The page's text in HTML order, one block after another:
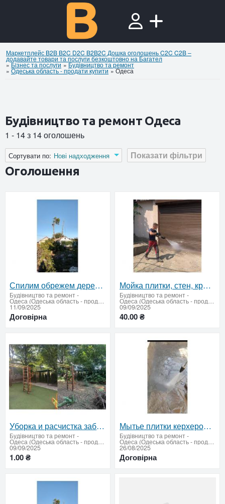
Маркетплейс B2B B2C D2C B2B2C Дошка оголошень C2C C2B –
додавайте товари та послуги безкоштовно на Багател
»Бiзнес та послуги »Будівництво та ремонт
» Одеська область - продати купити »Одеса
Будівництво та ремонт Одеса
1 - 14 з 14 оголошень
Показати фільтри
Сортувати по: Нові надходження
Оголошення
Спилим обрежем деревья, удалим поросли
Будівництво та ремонт-
Одеса (Одеська область - продати купити)
11/09/2025
Договірна
Мойка плитки, стен, крыш и дворов керхером
Будівництво та ремонт-
Одеса (Одеська область - продати купити)
09/09/2025
40.00 ₴
Уборка и расчистка заброшенных участков в Одессе — полный комплекс услуг
Будівництво та ремонт-
Одеса (Одеська область - продати купити)
09/09/2025
1.00 ₴
Мытье плитки керхером мойка двора.
Будівництво та ремонт-
Одеса (Одеська область - продати купити)
26/08/2025
Договірна